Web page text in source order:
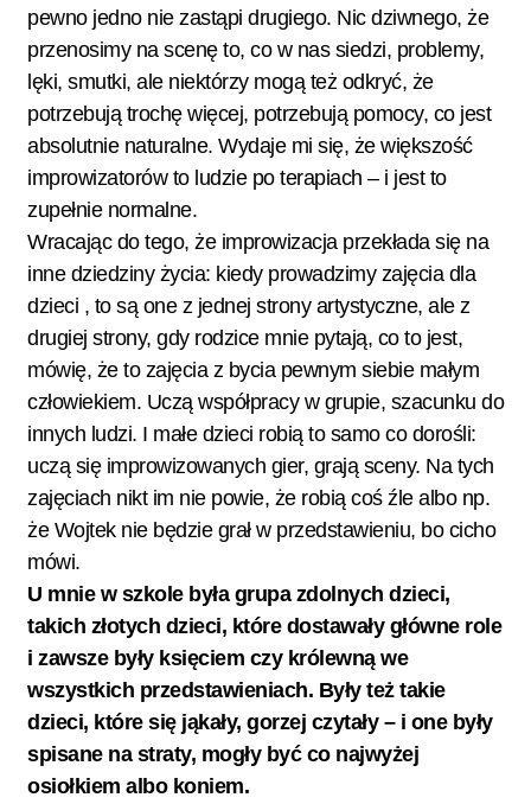
pewno jedno nie zastąpi drugiego. Nic dziwnego, że
przenosimy na scenę to, co w nas siedzi, problemy,
lęki, smutki, ale niektórzy mogą też odkryć, że
potrzebują trochę więcej, potrzebują pomocy, co jest
absolutnie naturalne. Wydaje mi się, że większość
improwizatorów to ludzie po terapiach – i jest to
zupełnie normalne.
Wracając do tego, że improwizacja przekłada się na
inne dziedziny życia: kiedy prowadzimy zajęcia dla
dzieci , to są one z jednej strony artystyczne, ale z
drugiej strony, gdy rodzice mnie pytają, co to jest,
mówię, że to zajęcia z bycia pewnym siebie małym
człowiekiem. Uczą współpracy w grupie, szacunku do
innych ludzi. I małe dzieci robią to samo co dorośli:
uczą się improwizowanych gier, grają sceny. Na tych
zajęciach nikt im nie powie, że robią coś źle albo np.
że Wojtek nie będzie grał w przedstawieniu, bo cicho
mówi.
U mnie w szkole była grupa zdolnych dzieci,
takich złotych dzieci, które dostawały główne role
i zawsze były księciem czy królewną we
wszystkich przedstawieniach. Były też takie
dzieci, które się jąkały, gorzej czytały – i one były
spisane na straty, mogły być co najwyżej
osiołkiem albo koniem.